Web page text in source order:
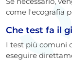
come l'ecografia
Che test fa il
I test più comuni
eseguire